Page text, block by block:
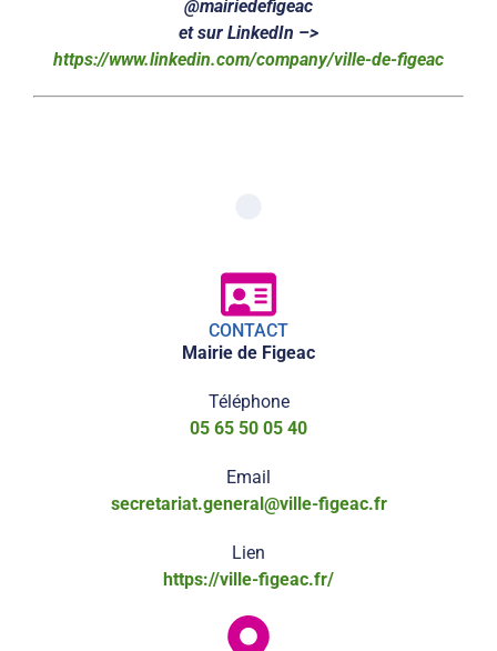
@mairiedefigeac
et sur LinkedIn –>
https://www.linkedin.com/company/ville-de-figeac
CONTACT
Mairie de Figeac
Téléphone
05 65 50 05 40
Email
secretariat.general@ville-figeac.fr
Lien
https://ville-figeac.fr/